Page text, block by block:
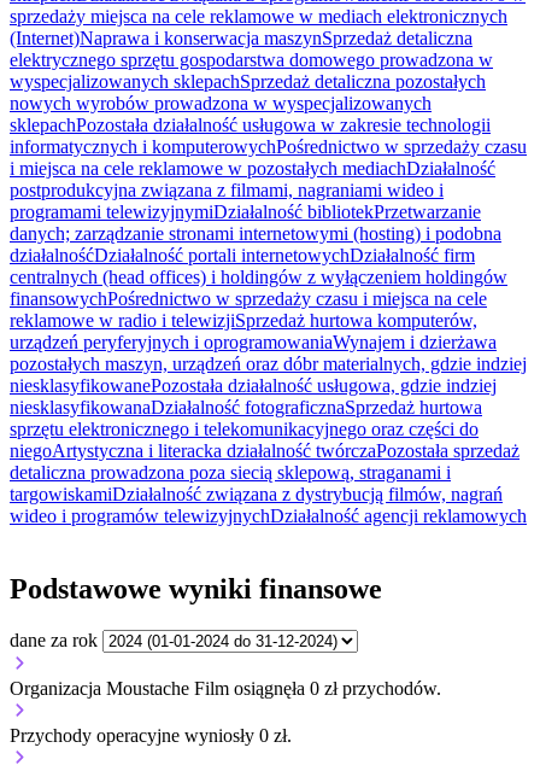
sprzedaży miejsca na cele reklamowe w mediach elektronicznych
(Internet)Naprawa i konserwacja maszynSprzedaż detaliczna
elektrycznego sprzętu gospodarstwa domowego prowadzona w
wyspecjalizowanych sklepachSprzedaż detaliczna pozostałych
nowych wyrobów prowadzona w wyspecjalizowanych
sklepachPozostała działalność usługowa w zakresie technologii
informatycznych i komputerowychPośrednictwo w sprzedaży czasu
i miejsca na cele reklamowe w pozostałych mediachDziałalność
postprodukcyjna związana z filmami, nagraniami wideo i
programami telewizyjnymiDziałalność bibliotekPrzetwarzanie
danych; zarządzanie stronami internetowymi (hosting) i podobna
działalnośćDziałalność portali internetowychDziałalność firm
centralnych (head offices) i holdingów z wyłączeniem holdingów
finansowychPośrednictwo w sprzedaży czasu i miejsca na cele
reklamowe w radio i telewizjiSprzedaż hurtowa komputerów,
urządzeń peryferyjnych i oprogramowaniaWynajem i dzierżawa
pozostałych maszyn, urządzeń oraz dóbr materialnych, gdzie indziej
niesklasyfikowanePozostała działalność usługowa, gdzie indziej
niesklasyfikowanaDziałalność fotograficznaSprzedaż hurtowa
sprzętu elektronicznego i telekomunikacyjnego oraz części do
niegoArtystyczna i literacka działalność twórczaPozostała sprzedaż
detaliczna prowadzona poza siecią sklepową, straganami i
targowiskamiDziałalność związana z dystrybucją filmów, nagrań
wideo i programów telewizyjnychDziałalność agencji reklamowych
Podstawowe wyniki finansowe
dane za rok
Organizacja Moustache Film osiągnęła 0 zł przychodów.
Przychody operacyjne wyniosły 0 zł.